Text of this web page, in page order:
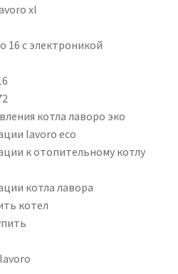
xl
16 с электроникой
котла лаворо эко
lavoro eco
к отопительному котлу
котла лавора
котел